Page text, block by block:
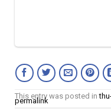
This entry was posted in
permalink